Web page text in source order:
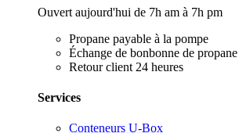
Ouvert aujourd'hui de 7h am à 7h pm
Propane payable à la pompe
Échange de bonbonne de propane
Retour client 24 heures
Services
Conteneurs U-Box